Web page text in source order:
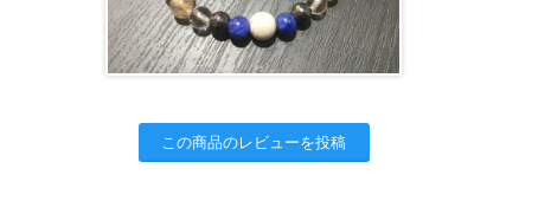
この商品のレビューを投稿